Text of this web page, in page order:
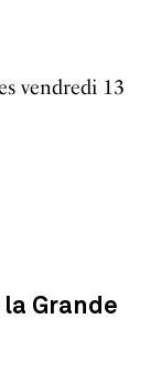
vendredi 13
Grande